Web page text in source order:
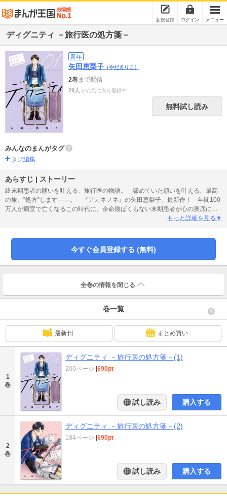
新規登録 ログイン メニュー
ディグニティ －旅行医の処方箋－
青年
矢田恵梨子 （やだえりこ）
2巻まで配信
29人 がお気に入り登録中
無料試し読み
みんなのまんがタグ
タグ編集
あらすじ | ストーリー
終末期患者の願いを叶える、旅行医の物語。 諦めていた願いを叶える、最高
の旅、”処方”します――。 『アカネノネ』の矢田恵梨子、最新作！ 年間100
万人が病室で亡くなるこの時代に、余命幾ばくもない末期患者が心の奥底に閉
じ込めた最後の願いを叶えるために、病気を治すのではなく”旅を処方する”医師
――？人間の尊厳を問う、令和の医療を穿つ物語、堂々開幕！
もっと詳細を見る▼
今すぐ会員登録する (無料)
全巻の情報を 閉じる
巻一覧
最新刊 まとめ買い
1
巻
ディグニティ －旅行医の処方箋－(1)
200ページ 690pt
試し読み 購入する
2
巻
ディグニティ －旅行医の処方箋－(2)
184ページ 690pt
試し読み 購入する